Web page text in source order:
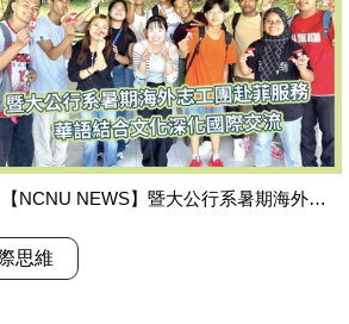
【NCNU NEWS】暨大公行系暑期海外志工團赴菲服務 華語結合文化深化國際交流
思維